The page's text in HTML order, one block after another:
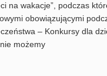
na wakacje”, podczas
obowiązującymi
– Konkursy dla
możemy